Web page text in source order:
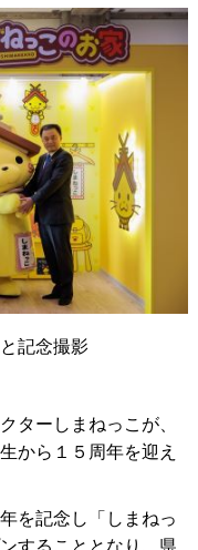
記念撮影
ターしまねっこが、
から１５周年を迎え
を記念し「しまねっ